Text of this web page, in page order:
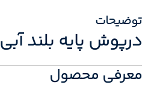
توضیحات
درپوش پایه بلند آبی 1 اینچ جدید آذین
معرفی محصول